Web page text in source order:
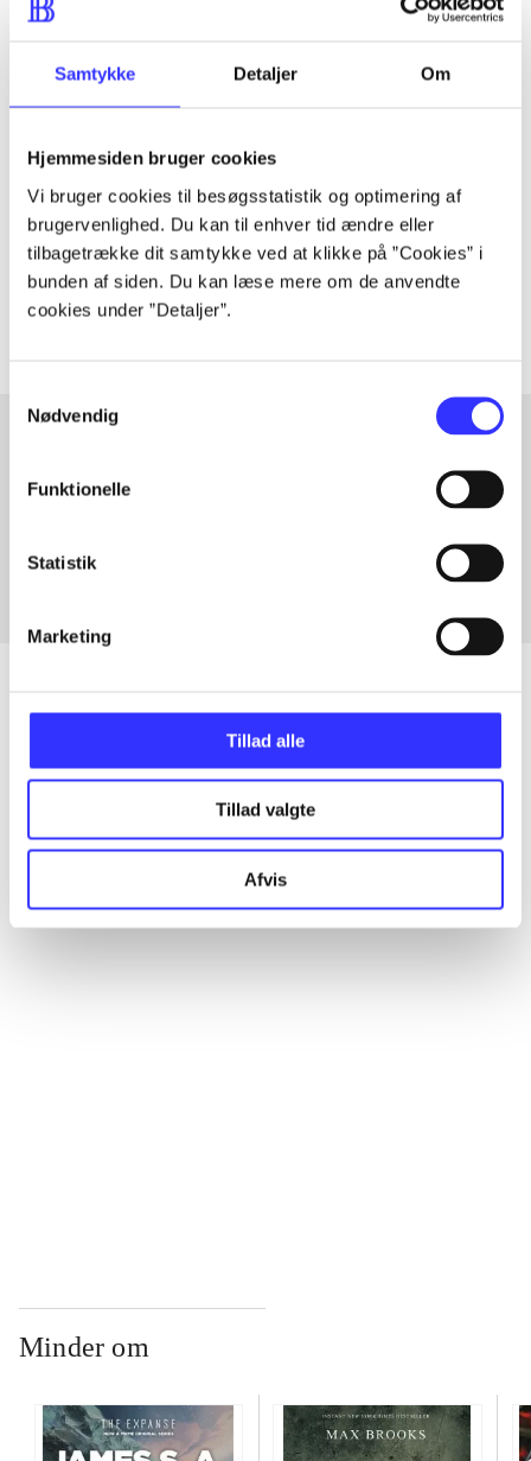
Samtykke Detaljer Om
Hjemmesiden bruger cookies
Vi bruger cookies til besøgsstatistik og optimering af
brugervenlighed. Du kan til enhver tid ændre eller
tilbagetrække dit samtykke ved at klikke på ”Cookies” i
bunden af siden. Du kan læse mere om de anvendte
cookies under ”Detaljer”.
Nødvendig
Funktionelle
Statistik
Marketing
Tillad alle
Tillad valgte
Afvis
Tidsskrift
Artiklen er en del af
Tidsskrift
Artiklerne i handler ofte om
Artikler med samme emner
...
Minder om